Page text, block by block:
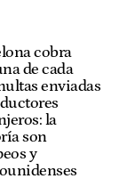
cobra
de cada
enviadas
la
son
y